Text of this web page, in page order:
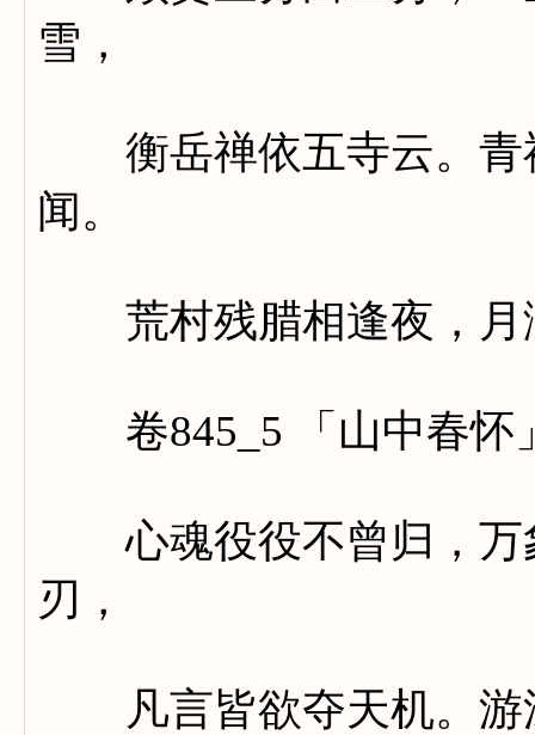
雪，
衡岳禅依五寺云。青
闻。
荒村残腊相逢夜，月
卷845_5 「山中春怀
心魂役役不曾归，万
刃，
凡言皆欲夺天机。游